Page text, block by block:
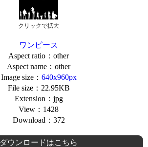
クリックで拡大
ワンピース
Aspect ratio：other
Aspect name：other
Image size： 640x960px
File size：22.95KB
Extension：jpg
View：1428
Download：372
ダウンロードはこちら